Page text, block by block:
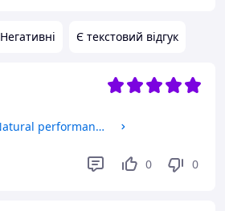
Негативні Є текстовий відгук
Краплі ARK DROPS Natural performance booster 30 мл
0 0